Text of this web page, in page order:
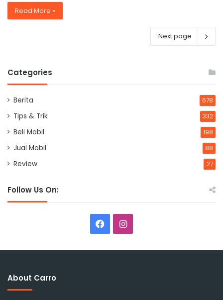
Read More »
Next page
Categories
Berita 678
Tips & Trik 332
Beli Mobil 198
Jual Mobil 88
Review 27
Follow Us On:
FacebookInstagram
About Carro